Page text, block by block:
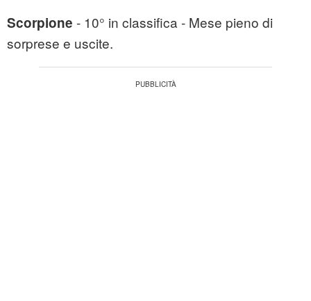
Scorpione - 10° in classifica - Mese pieno di
sorprese e uscite.